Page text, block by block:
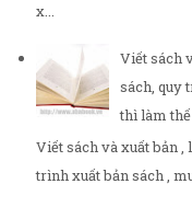
x...
Viết sách
sách, quy
thì làm
Viết sách và xuất bản ,
trình xuất bản sách ,